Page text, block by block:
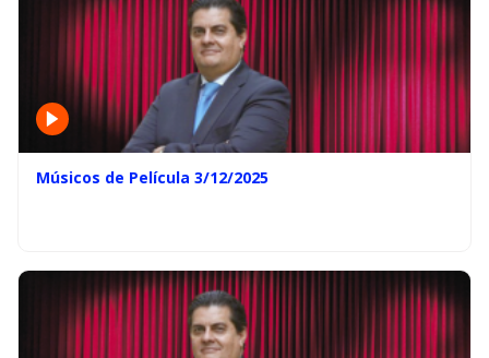
Músicos de Película 3/12/2025